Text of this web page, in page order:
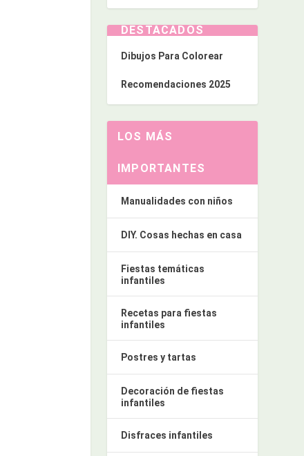
DESTACADOS
Dibujos Para Colorear
Recomendaciones 2025
LOS MÁS
IMPORTANTES
Manualidades con niños
DIY. Cosas hechas en casa
Fiestas temáticas
infantiles
Recetas para fiestas
infantiles
Postres y tartas
Decoración de fiestas
infantiles
Disfraces infantiles